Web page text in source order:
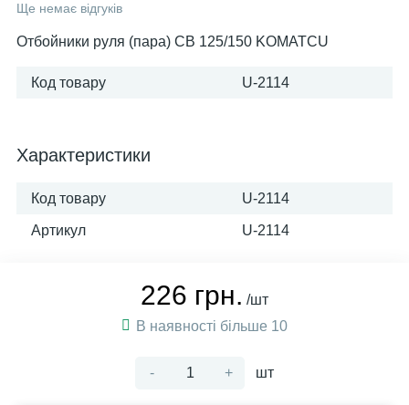
Ще немає відгуків
Отбойники руля (пара) CB 125/150 KOMATCU
Код товару U-2114
Характеристики
Код товару U-2114
Артикул U-2114
226 грн. /шт
В наявності більше 10
- + шт